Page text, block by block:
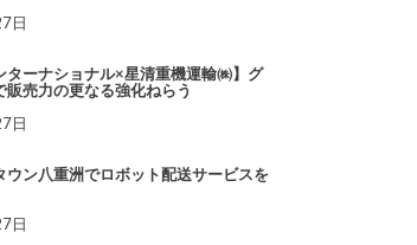
日
ターナショナル×星清重機運輸㈱】グ
販売力の更なる強化ねらう
日
ウン八重洲でロボット配送サービスを
日